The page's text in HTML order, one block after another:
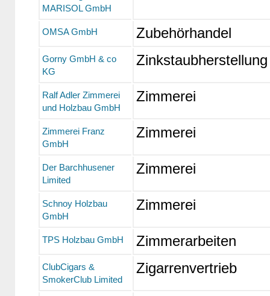
MARISOL GmbH
OMSA GmbH Zubehörhandel
Gorny GmbH & co
KG
Zinkstaubherstellung
Ralf Adler Zimmerei
und Holzbau GmbH
Zimmerei
Zimmerei Franz
GmbH
Zimmerei
Der Barchhusener
Limited
Zimmerei
Schnoy Holzbau
GmbH
Zimmerei
TPS Holzbau GmbH Zimmerarbeiten
ClubCigars &
SmokerClub Limited
Zigarrenvertrieb